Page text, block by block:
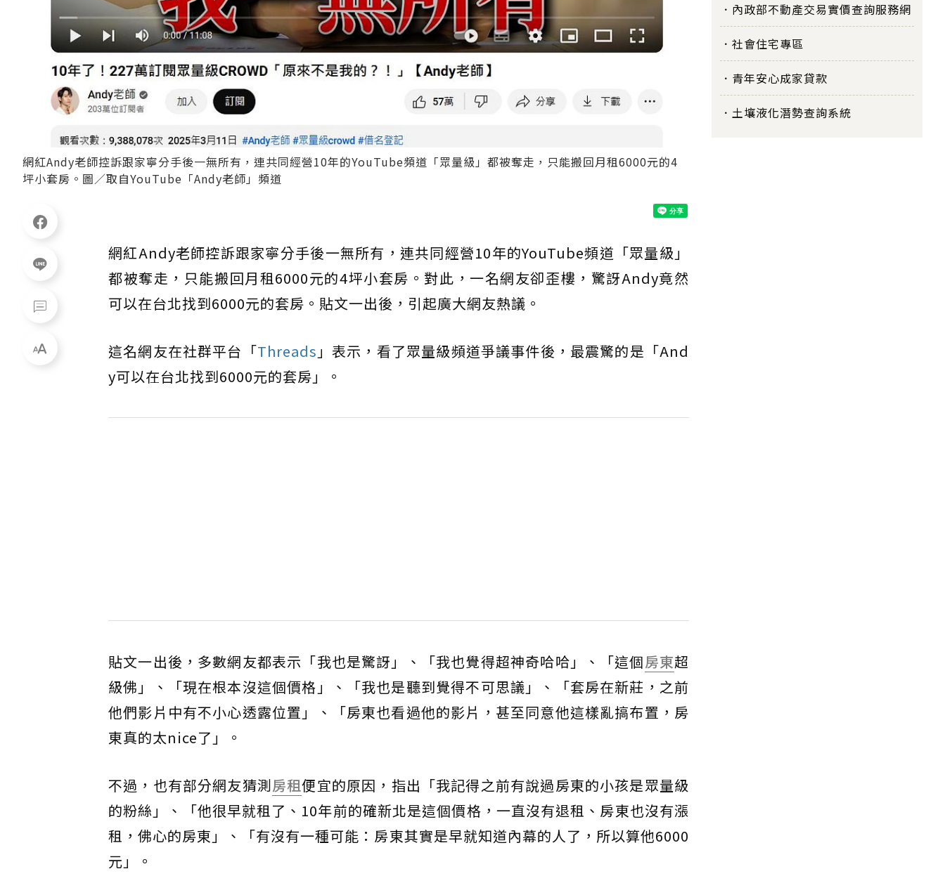
網紅Andy老師控訴跟家寧分手後一無所有，連共同經營10年的YouTube頻道「眾量級」都被奪走，只能搬回月租6000元的4
坪小套房。圖／取自YouTube「Andy老師」頻道
網紅Andy老師控訴跟家寧分手後一無所有，連共同經營10年的YouTube頻道「眾量級」
都被奪走，只能搬回月租6000元的4坪小套房。對此，一名網友卻歪樓，驚訝Andy竟然
可以在台北找到6000元的套房。貼文一出後，引起廣大網友熱議。
這名網友在社群平台「Threads 」表示，看了眾量級頻道爭議事件後，最震驚的是「And
y可以在台北找到6000元的套房」。
貼文一出後，多數網友都表示「我也是驚訝」、「我也覺得超神奇哈哈」、「這個房東超
級佛」、「現在根本沒這個價格」、「我也是聽到覺得不可思議」、「套房在新莊，之前
他們影片中有不小心透露位置」、「房東也看過他的影片，甚至同意他這樣亂搞布置，房
東真的太nice了」。
不過，也有部分網友猜測房租便宜的原因，指出「我記得之前有說過房東的小孩是眾量級
的粉絲」、「他很早就租了、10年前的確新北是這個價格，一直沒有退租、房東也沒有漲
租，佛心的房東」、「有沒有一種可能：房東其實是早就知道內幕的人了，所以算他6000
元」。
內政部不動產交易實價查詢服務網
社會住宅專區
青年安心成家貸款
土壤液化潛勢查詢系統